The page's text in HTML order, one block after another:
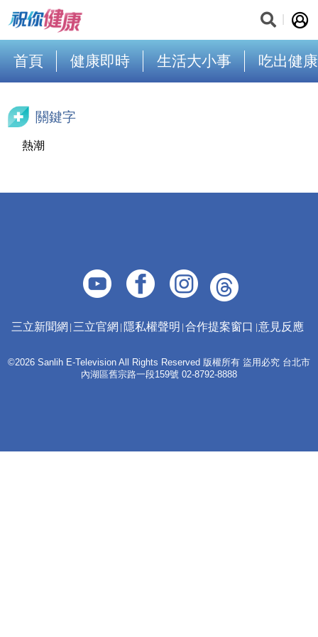
首頁 健康即時 生活大小事 吃出健康
關鍵字
熱潮
三立新聞網 三立官網 隱私權聲明 合作提案窗口 意見反應
©2026 Sanlih E-Television All Rights Reserved 版權所有 盜用必究 台北市
內湖區舊宗路一段159號 02-8792-8888